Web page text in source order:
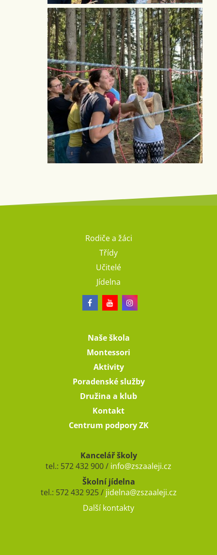
Rodiče a žáci
Třídy
Učitelé
Jídelna
Naše škola
Montessori
Aktivity
Poradenské služby
Družina a klub
Kontakt
Centrum podpory ZK
Kancelář školy
tel.: 572 432 900 / info@zszaaleji.cz
Školní jídelna
tel.: 572 432 925 / jidelna@zszaaleji.cz
Další kontakty